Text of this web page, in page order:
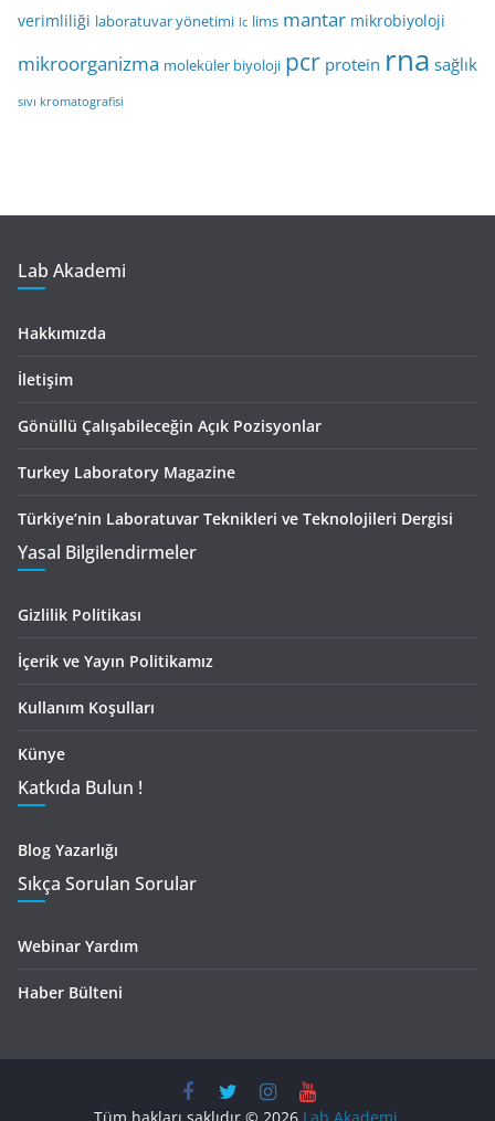
verimliliği laboratuvar yönetimi lc lims mantar mikrobiyoloji
mikroorganizma moleküler biyoloji pcr protein rna sağlık
sıvı kromatografisi
Lab Akademi
Hakkımızda
İletişim
Gönüllü Çalışabileceğin Açık Pozisyonlar
Turkey Laboratory Magazine
Türkiye’nin Laboratuvar Teknikleri ve Teknolojileri Dergisi
Yasal Bilgilendirmeler
Gizlilik Politikası
İçerik ve Yayın Politikamız
Kullanım Koşulları
Künye
Katkıda Bulun !
Blog Yazarlığı
Sıkça Sorulan Sorular
Webinar Yardım
Haber Bülteni